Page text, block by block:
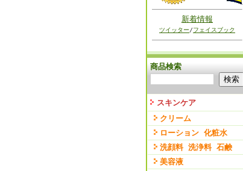
新着情報
ツイッター/フェイスブック
商品検索
スキンケア
クリーム
ローション 化粧水
洗顔料 洗浄料 石鹸
美容液